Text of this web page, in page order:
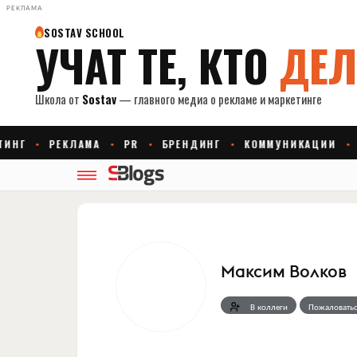
РЕКЛАМА
Максим Волков
В коллеги